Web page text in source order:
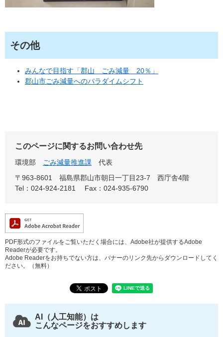
その他
みんなで目指す「郡山 ごみ減量 20％」
郡山市ごみ減量へのパラダイムシフト
このページに関するお問い合わせ先
環境部 ごみ減量推進課
代表
〒963-8601
福島県郡山市朝日一丁目23-7 西庁舎4階
Tel：024-924-2181
Fax：024-935-6790
PDF形式のファイルをご覧いただく場合には、Adobe社が提供するAdobe
Readerが必要です。
Adobe Readerをお持ちでない方は、バナーのリンク先からダウンロードしてく
ださい。（無料）
AI（人工知能）は
こんなページをおすすめします